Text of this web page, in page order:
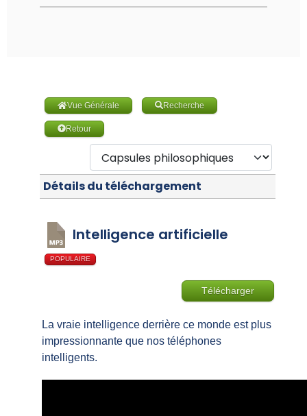
Vue Générale Recherche
Retour
Détails du téléchargement
Intelligence artificielle
POPULAIRE
Télécharger
La vraie intelligence derrière ce monde est plus
impressionnante que nos téléphones
intelligents.